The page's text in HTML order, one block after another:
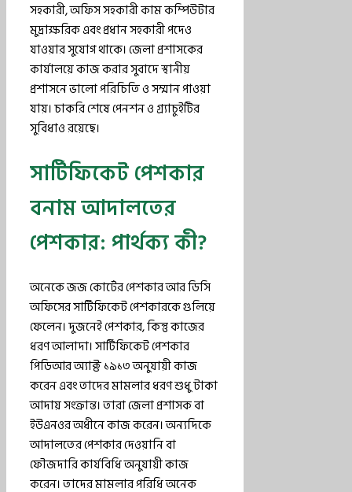
সহকারী, অফিস সহকারী কাম কম্পিউটার
মুদ্রাক্ষরিক এবং প্রধান সহকারী পদেও
যাওয়ার সুযোগ থাকে। জেলা প্রশাসকের
কার্যালয়ে কাজ করার সুবাদে স্থানীয়
প্রশাসনে ভালো পরিচিতি ও সম্মান পাওয়া
যায়। চাকরি শেষে পেনশন ও গ্র্যাচুইটির
সুবিধাও রয়েছে।
সার্টিফিকেট পেশকার
বনাম আদালতের
পেশকার: পার্থক্য কী?
অনেকে জজ কোর্টের পেশকার আর ডিসি
অফিসের সার্টিফিকেট পেশকারকে গুলিয়ে
ফেলেন। দুজনেই পেশকার, কিন্তু কাজের
ধরণ আলাদা। সার্টিফিকেট পেশকার
পিডিআর অ্যাক্ট ১৯১৩ অনুযায়ী কাজ
করেন এবং তাদের মামলার ধরণ শুধু টাকা
আদায় সংক্রান্ত। তারা জেলা প্রশাসক বা
ইউএনওর অধীনে কাজ করেন। অন্যদিকে
আদালতের পেশকার দেওয়ানি বা
ফৌজদারি কার্যবিধি অনুযায়ী কাজ
করেন। তাদের মামলার পরিধি অনেক